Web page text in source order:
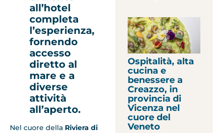
all’hotel
completa
l’esperienza,
fornendo
accesso
diretto al
mare e a
diverse
attività
all’aperto.
Nel cuore della Riviera di
Ospitalità, alta
cucina e
benessere a
Creazzo, in
provincia di
Vicenza nel
cuore del
Veneto